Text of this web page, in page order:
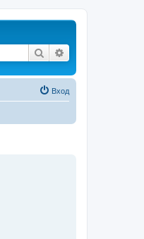
Поиск
Вход